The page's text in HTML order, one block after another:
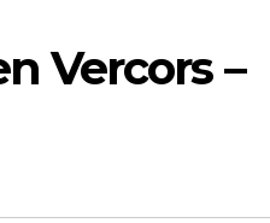
Vercors –